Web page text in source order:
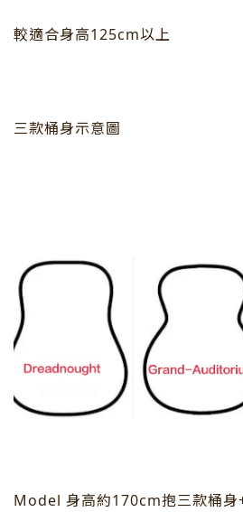
較適合身高125cm以上
三款桶身示意圖
Model 身高約170cm抱三款桶身